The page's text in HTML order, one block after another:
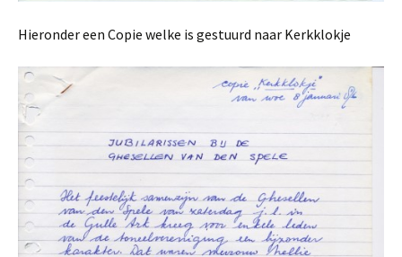
Hieronder een Copie welke is gestuurd naar Kerkklokje